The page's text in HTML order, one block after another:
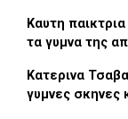
Καυτη
τα γυμνα της
Κατερινα
γυμνες σκηνες